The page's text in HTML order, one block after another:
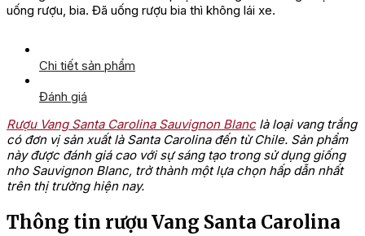
uống rượu, bia. Đã uống rượu bia thì không lái xe.
Chi tiết sản phẩm
Đánh giá
Rượu Vang Santa Carolina Sauvignon Blanclà loại vang trắng
có đơn vị sản xuất là Santa Carolina đến từ Chile. Sản phẩm
này được đánh giá cao với sự sáng tạo trong sử dụng giống
nho Sauvignon Blanc, trở thành một lựa chọn hấp dẫn nhất
trên thị trường hiện nay.
Thông tin rượu Vang Santa Carolina